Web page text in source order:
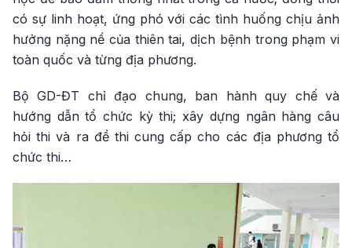
có sự linh hoạt, ứng phó với các tình huống chịu ảnh
hưởng nặng nề của thiên tai, dịch bệnh trong phạm vi
toàn quốc và từng địa phương.
Bộ GD-ĐT chỉ đạo chung, ban hành quy chế và
hướng dẫn tổ chức kỳ thi; xây dựng ngân hàng câu
hỏi thi và ra đề thi cung cấp cho các địa phương tổ
chức thi…